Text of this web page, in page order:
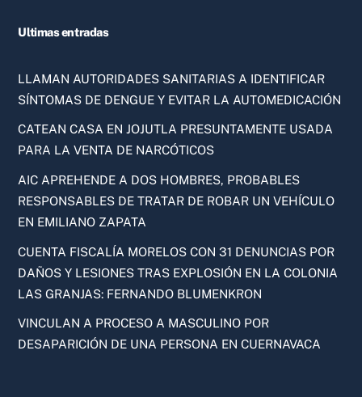
Ultimas entradas
LLAMAN AUTORIDADES SANITARIAS A IDENTIFICAR
SÍNTOMAS DE DENGUE Y EVITAR LA AUTOMEDICACIÓN
CATEAN CASA EN JOJUTLA PRESUNTAMENTE USADA
PARA LA VENTA DE NARCÓTICOS
AIC APREHENDE A DOS HOMBRES, PROBABLES
RESPONSABLES DE TRATAR DE ROBAR UN VEHÍCULO
EN EMILIANO ZAPATA
CUENTA FISCALÍA MORELOS CON 31 DENUNCIAS POR
DAÑOS Y LESIONES TRAS EXPLOSIÓN EN LA COLONIA
LAS GRANJAS: FERNANDO BLUMENKRON
VINCULAN A PROCESO A MASCULINO POR
DESAPARICIÓN DE UNA PERSONA EN CUERNAVACA